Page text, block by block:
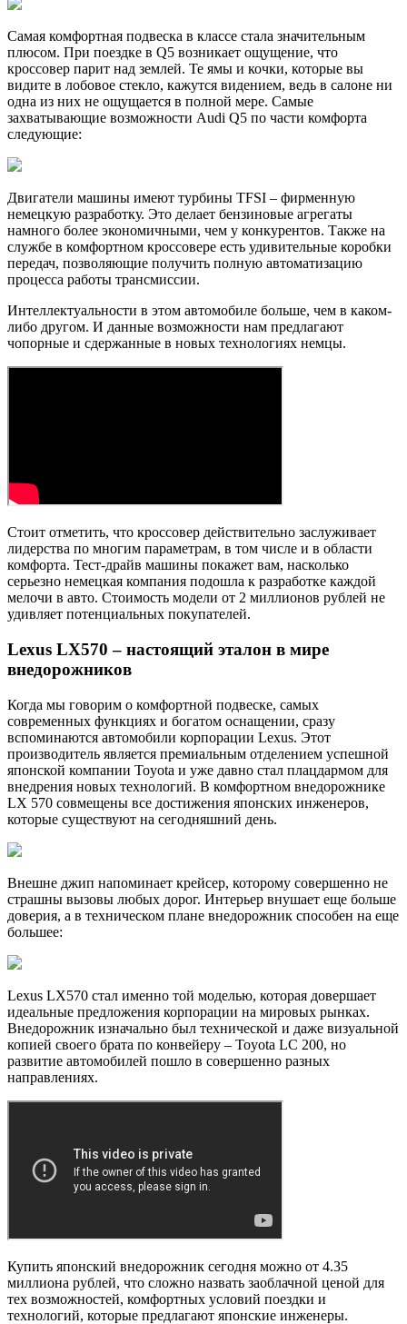
Самая комфортная подвеска в классе стала значительным
плюсом. При поездке в Q5 возникает ощущение, что
кроссовер парит над землей. Те ямы и кочки, которые вы
видите в лобовое стекло, кажутся видением, ведь в салоне ни
одна из них не ощущается в полной мере. Самые
захватывающие возможности Audi Q5 по части комфорта
следующие:
Двигатели машины имеют турбины TFSI – фирменную
немецкую разработку. Это делает бензиновые агрегаты
намного более экономичными, чем у конкурентов. Также на
службе в комфортном кроссовере есть удивительные коробки
передач, позволяющие получить полную автоматизацию
процесса работы трансмиссии.
Интеллектуальности в этом автомобиле больше, чем в каком-
либо другом. И данные возможности нам предлагают
чопорные и сдержанные в новых технологиях немцы.
Стоит отметить, что кроссовер действительно заслуживает
лидерства по многим параметрам, в том числе и в области
комфорта. Тест-драйв машины покажет вам, насколько
серьезно немецкая компания подошла к разработке каждой
мелочи в авто. Стоимость модели от 2 миллионов рублей не
удивляет потенциальных покупателей.
Lexus LX570 – настоящий эталон в мире
внедорожников
Когда мы говорим о комфортной подвеске, самых
современных функциях и богатом оснащении, сразу
вспоминаются автомобили корпорации Lexus. Этот
производитель является премиальным отделением успешной
японской компании Toyota и уже давно стал плацдармом для
внедрения новых технологий. В комфортном внедорожнике
LX 570 совмещены все достижения японских инженеров,
которые существуют на сегодняшний день.
Внешне джип напоминает крейсер, которому совершенно не
страшны вызовы любых дорог. Интерьер внушает еще больше
доверия, а в техническом плане внедорожник способен на еще
большее:
Lexus LX570 стал именно той моделью, которая довершает
идеальные предложения корпорации на мировых рынках.
Внедорожник изначально был технической и даже визуальной
копией своего брата по конвейеру – Toyota LC 200, но
развитие автомобилей пошло в совершенно разных
направлениях.
Купить японский внедорожник сегодня можно от 4.35
миллиона рублей, что сложно назвать заоблачной ценой для
тех возможностей, комфортных условий поездки и
технологий, которые предлагают японские инженеры.